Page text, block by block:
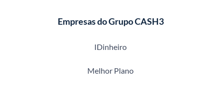
Empresas do Grupo CASH3
IDinheiro
Melhor Plano